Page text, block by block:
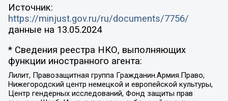
Источник:
https://minjust.gov.ru/ru/documents/7756/
данные на 13.05.2024
* Сведения реестра НКО, выполняющих
функции иностранного агента:
Лилит, Правозащитная группа Гражданин.Армия.Право,
Нижегородский центр немецкой и европейской культуры,
Центр гендерных исследований, Фонд защиты прав